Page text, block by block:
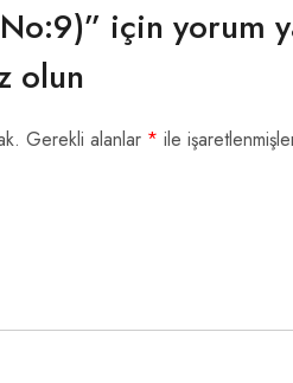
için yorum
olun
Gerekli alanlar * ile